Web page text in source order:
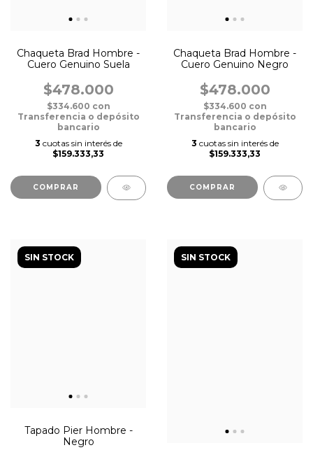
Chaqueta Brad Hombre -
Cuero Genuino Suela
$478.000
$334.600 con
Transferencia o depósito
bancario
3 cuotas sin interés de
$159.333,33
COMPRAR
Chaqueta Brad Hombre -
Cuero Genuino Negro
$478.000
$334.600 con
Transferencia o depósito
bancario
3 cuotas sin interés de
$159.333,33
COMPRAR
SIN STOCK
Tapado Pier Hombre -
Negro
SIN STOCK